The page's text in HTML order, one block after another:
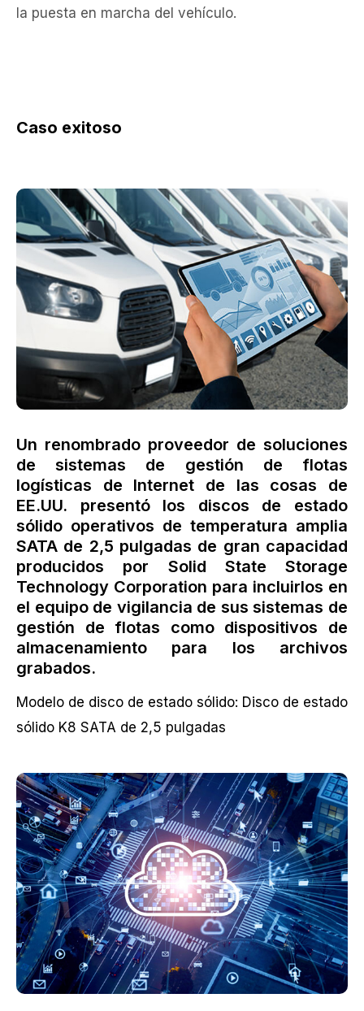
la puesta en marcha del vehículo.
Caso exitoso
Un renombrado proveedor de soluciones
de sistemas de gestión de flotas
logísticas de Internet de las cosas de
EE.UU. presentó los discos de estado
sólido operativos de temperatura amplia
SATA de 2,5 pulgadas de gran capacidad
producidos por Solid State Storage
Technology Corporation para incluirlos en
el equipo de vigilancia de sus sistemas de
gestión de flotas como dispositivos de
almacenamiento para los archivos
grabados.
Modelo de disco de estado sólido: Disco de estado
sólido K8 SATA de 2,5 pulgadas